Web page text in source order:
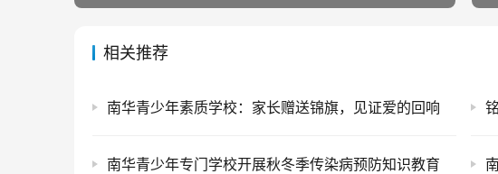
相关推荐
南华青少年素质学校：家长赠送锦旗，见证爱的回响
南华青少年专门学校开展秋冬季传染病预防知识教育